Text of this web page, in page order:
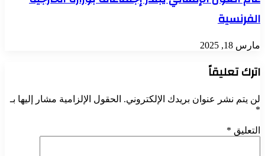
الفرنسية
مارس 18, 2025
اترك تعليقاً
لن يتم نشر عنوان بريدك الإلكتروني. الحقول الإلزامية مشار إليها بـ
*
التعليق *